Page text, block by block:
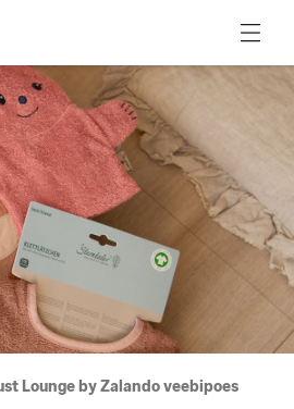
Lounge by Zalando veebipoes